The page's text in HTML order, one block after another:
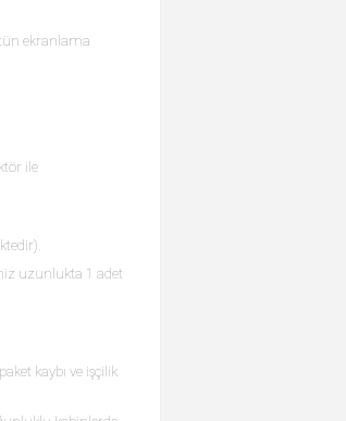
ekranlama
ile
uzunlukta 1 adet
kaybı ve işçilik